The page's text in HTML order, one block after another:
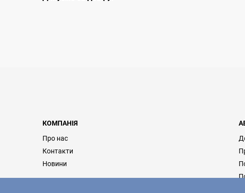
КОМПАНІЯ
Про нас
Контакти
Новини